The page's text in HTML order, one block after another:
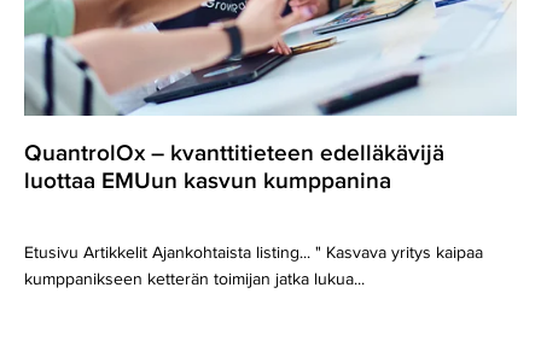
QuantrolOx – kvanttitieteen edelläkävijä
luottaa EMUun kasvun kumppanina
Etusivu Artikkelit Ajankohtaista listing... " Kasvava yritys kaipaa
kumppanikseen ketterän toimijan jatka lukua...